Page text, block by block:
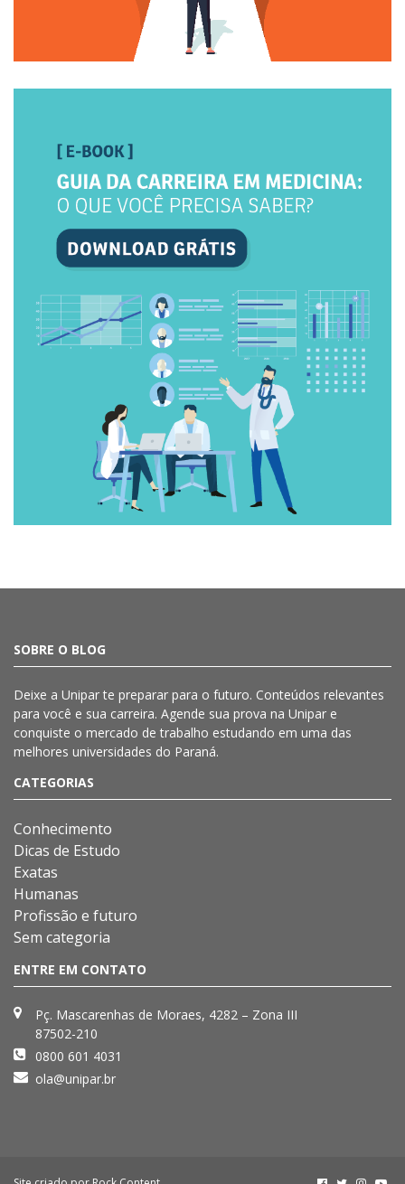
SOBRE O BLOG
Deixe a Uniparte preparar para o futuro. Conteúdos relevantes
para você e sua carreira. Agende sua prova na Unipar e
conquiste o mercado de trabalho estudando em uma das
melhores universidades do Paraná.
CATEGORIAS
Conhecimento
Dicas de Estudo
Exatas
Humanas
Profissão e futuro
Sem categoria
ENTRE EM CONTATO
Pç. Mascarenhas de Moraes, 4282 – Zona III
87502-210
0800 601 4031
ola@unipar.br